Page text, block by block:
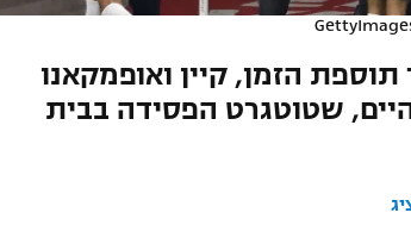
הזמן, קיין ואופמקאנו
על היידנהיים, שטוטגרט הפסידה בבית